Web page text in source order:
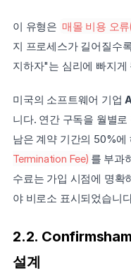
이 유형은 매몰 비용 오
지 프로세스가 길어질수
지하자"는 심리에 빠지게
미국의 소프트웨어 기업
니다. 연간 구독을 월별
남은 계약 기간의 50%에
Termination Fee) 를 부과
수료는 가입 시점에 명확
야 비로소 표시되었습니
2.2.
설계